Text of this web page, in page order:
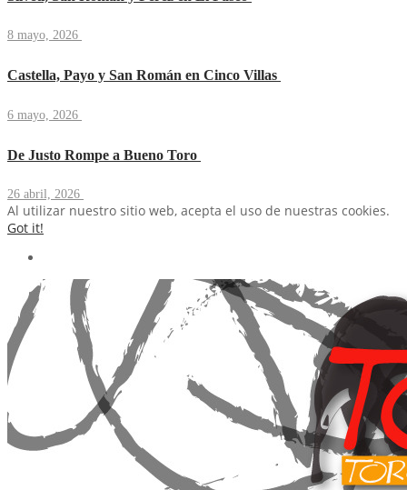
8 mayo, 2026
Castella, Payo y San Román en Cinco Villas
6 mayo, 2026
De Justo Rompe a Bueno Toro
26 abril, 2026
Al utilizar nuestro sitio web, acepta el uso de nuestras cookies.
Got it!